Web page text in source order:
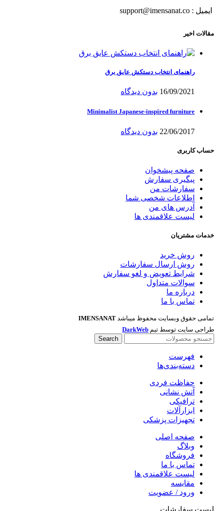
ایمیل : support@imensanat.co
مقالات اخیر
راهنمای انتخاب دستکش عایق برق
16/09/2021 بدون دیدگاه
Minimalist Japanese-inspired furniture
22/06/2017 بدون دیدگاه
حساب کاربری
صفحه پیشخوان
پیگیری سفارش
سفارشات من
اطلاعات شخصی شما
آدرس های من
لیست علاقمندی ها
خدمات مشتریان
روش خرید
روش ارسال سفارشات
شرایط تعویض و لغو سفارش
سوالات متداول
درباره ما
تماس با ما
تمامی حقوق وبسایت محفوظ میباشد IMENSANAT
طراحی سایت توسط تیم DarkWeb
Search
فهرست
دسته‌بندی‌ها
حفاظت فردی
آتش نشانی
ترافیکی
ابزارآلات
تجهیزات پزشکی
صفحه اصلی
وبلاگ
فروشگاه
تماس با ما
لیست علاقمندی ها
مقایسه
ورود / عضویت